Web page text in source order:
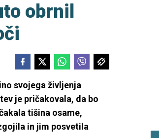
obrnil
svojega življenja
je pričakovala, da bo
tišina osame,
in jim posvetila